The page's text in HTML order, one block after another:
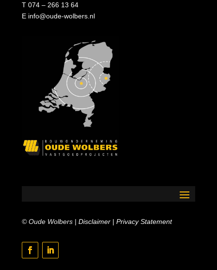
T 074 – 266 13 64
E info@oude-wolbers.nl
© Oude Wolbers | Disclaimer| Privacy Statement